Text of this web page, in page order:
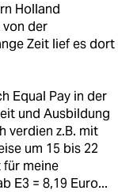
Holland
der
Zeit lief es dort
Equal Pay in der
und Ausbildung
verdien z.B. mit
um 15 bis 22
meine
E3 = 8,19 Euro...